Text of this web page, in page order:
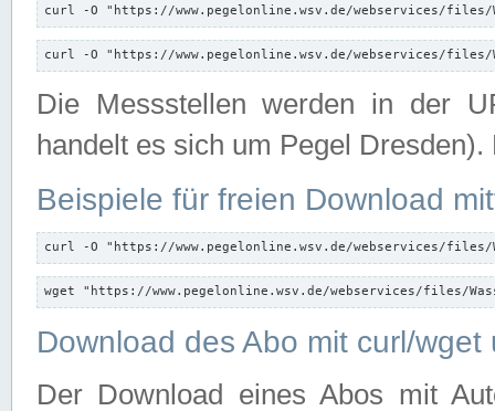
curl -O "https://www.pegelonline.wsv.de/webservices/files/
curl -O "https://www.pegelonline.wsv.de/webservices/files/
Die Messstellen werden in der
handelt es sich um Pegel
Beispiele für freien Download
curl -O "https://www.pegelonline.wsv.de/webservices/files/
wget "https://www.pegelonline.wsv.de/webservices/files/
Download des Abo mit curl/
Der Download eines Abos mit